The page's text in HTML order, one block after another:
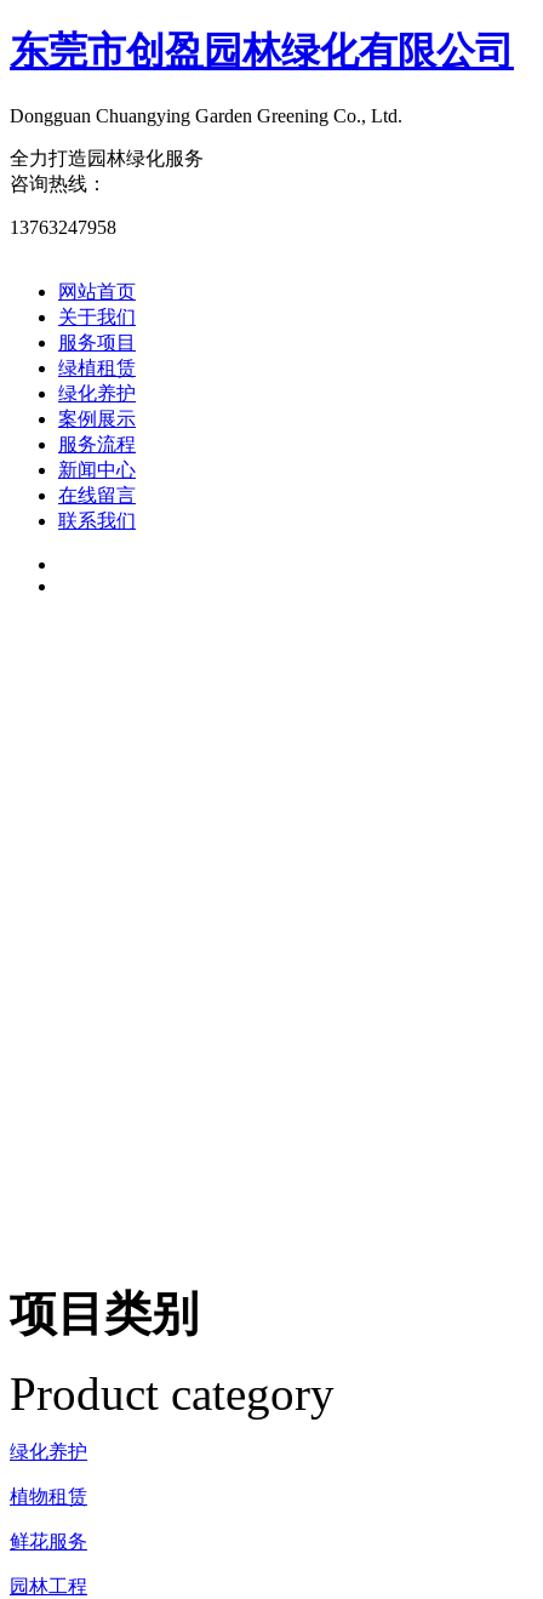
东莞市创盈园林绿化有限公司
Dongguan Chuangying Garden Greening Co., Ltd.​
全力打造园林绿化服务
咨询热线：
13763247958
网站首页
关于我们
服务项目
绿植租赁
绿化养护
案例展示
服务流程
新闻中心
在线留言
联系我们
项目类别
Product category
绿化养护
植物租赁
鲜花服务
园林工程